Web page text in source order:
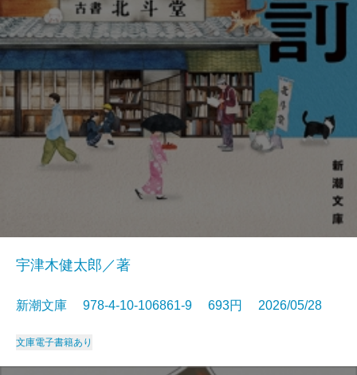
宇津木健太郎／著
新潮文庫 978-4-10-106861-9 693円 2026/05/28
文庫電子書籍あり